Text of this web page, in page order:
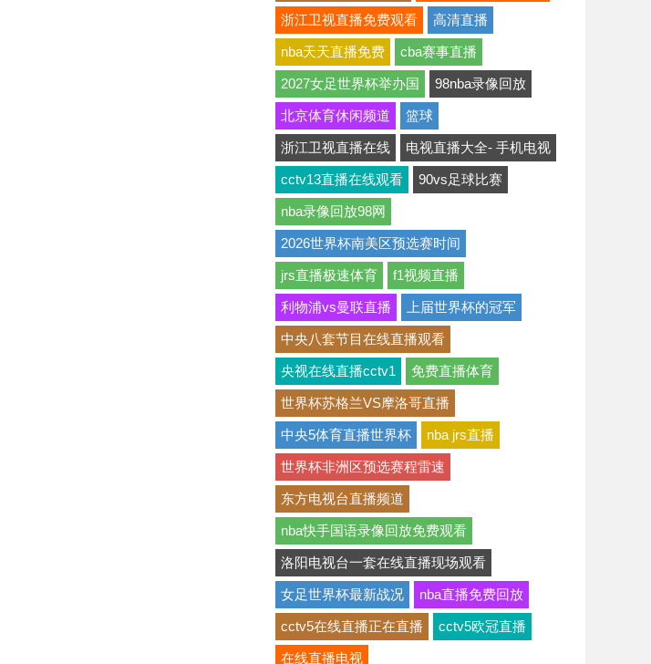
浙江卫视直播免费观看 高清直播
nba天天直播免费 cba赛事直播
2027女足世界杯举办国 98nba录像回放
北京体育休闲频道 篮球
浙江卫视直播在线 电视直播大全- 手机电视
cctv13直播在线观看 90vs足球比赛
nba录像回放98网
2026世界杯南美区预选赛时间
jrs直播极速体育 f1视频直播
利物浦vs曼联直播 上届世界杯的冠军
中央八套节目在线直播观看
央视在线直播cctv1 免费直播体育
世界杯苏格兰VS摩洛哥直播
中央5体育直播世界杯 nba jrs直播
世界杯非洲区预选赛程雷速
东方电视台直播频道
nba快手国语录像回放免费观看
洛阳电视台一套在线直播现场观看
女足世界杯最新战况 nba直播免费回放
cctv5在线直播正在直播 cctv5欧冠直播
在线直播电视